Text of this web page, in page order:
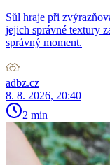
Sůl hraje při
jejich správné textury
správný moment.
adbz.cz
8. 8. 2026, 20:40
2 min